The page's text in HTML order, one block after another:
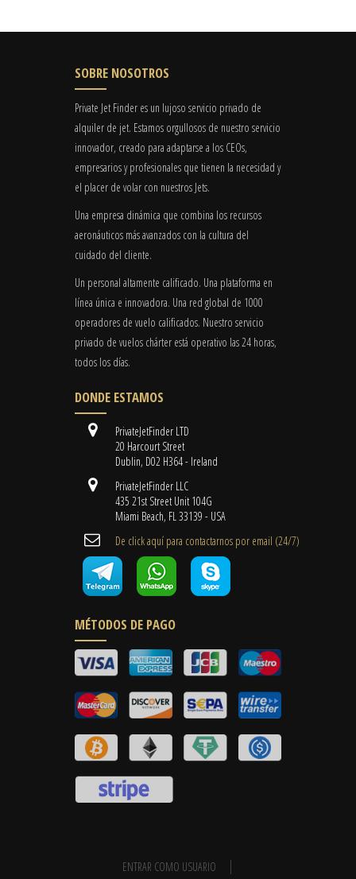
SOBRE NOSOTROS
Private Jet Finder es un lujoso servicio privado de
alquiler de jet. Estamos orgullosos de nuestro servicio
innovador, creado para adaptarse a los CEOs,
empresarios y profesionales que tienen la necesidad y
el placer de volar con nuestros Jets.
Una empresa dinámica que combina los recursos
aeronáuticos más avanzados con la cultura del
cuidado del cliente.
Un personal altamente calificado. Una plataforma en
línea única e innovadora. Una red global de 1000
operadores de vuelo calificados. Nuestro servicio
privado de vuelos chárter está operativo las 24 horas,
todos los días.
DONDE ESTAMOS
PrivateJetFinder LTD
20 Harcourt Street
Dublin, D02 H364 - Ireland
PrivateJetFinder LLC
435 21st Street Unit 104G
Miami Beach, FL 33139 - USA
De click aquí para contactarnos por email ​(24/7)
MÉTODOS DE PAGO
ENTRAR COMO USUARIO